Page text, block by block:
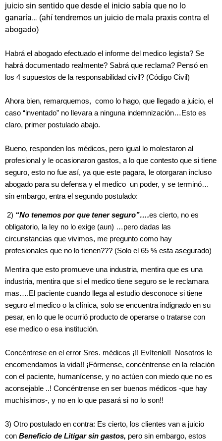
juicio sin sentido que desde el inicio sabía que no lo
ganaría… (ahí tendremos un juicio de mala praxis contra el
abogado)
Habrá el abogado efectuado el informe del medico legista? Se
habrá documentado realmente? Sabrá que reclama? Pensó en
los 4 supuestos de la responsabilidad civil? (Código Civil)
Ahora bien, remarquemos, como lo hago, que llegado a juicio, el
caso “inventado” no llevara a ninguna indemnización…Esto es
claro, primer postulado abajo.
Bueno, responden los médicos, pero igual lo molestaron al
profesional y le ocasionaron gastos, a lo que contesto que si tiene
seguro, esto no fue así, ya que este pagara, le otorgaran incluso
abogado para su defensa y el medico un poder, y se terminó…
sin embargo, entra el segundo postulado:
2) “No tenemos por que tener seguro”….es cierto, no es
obligatorio, la ley no lo exige (aun) …pero dadas las
circunstancias que vivimos, me pregunto como hay
profesionales que no lo tienen??? (Solo el 65 % esta asegurado)
Mentira que esto promueve una industria, mentira que es una
industria, mentira que si el medico tiene seguro se le reclamara
mas….El paciente cuando llega al estudio desconoce si tiene
seguro el medico o la clínica, solo se encuentra indignado en su
pesar, en lo que le ocurrió producto de operarse o tratarse con
ese medico o esa institución.
Concéntrese en el error Sres. médicos ¡!! Evítenlo!! Nosotros le
encomendamos la vida!! ¡Fórmense, concéntrense en la relación
con el paciente, humanícense, y no actúen con miedo que no es
aconsejable ..! Concéntrense en ser buenos médicos -que hay
muchísimos-, y no en lo que pasará si no lo son!!
3) Otro postulado en contra: Es cierto, los clientes van a juicio
con Beneficio de Litigar sin gastos, pero sin embargo, estos